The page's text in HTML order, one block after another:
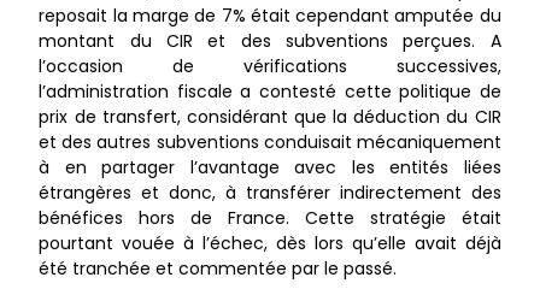
reposait la marge de 7% était cependant amputée du
montant du CIR et des subventions perçues. A
l’occasion de vérifications successives,
l’administration fiscale a contesté cette politique de
prix de transfert, considérant que la déduction du CIR
et des autres subventions conduisait mécaniquement
à en partager l’avantage avec les entités liées
étrangères et donc, à transférer indirectement des
bénéfices hors de France. Cette stratégie était
pourtant vouée à l’échec, dès lors qu’elle avait déjà
été tranchée et commentée par le passé.